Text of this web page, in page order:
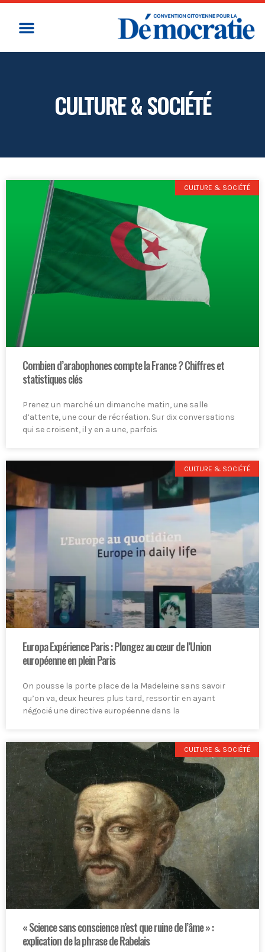
CULTURE & SOCIÉTÉ
CULTURE & SOCIÉTÉ
Combien d’arabophones compte la France ? Chiffres et
statistiques clés
Prenez un marché un dimanche matin, une salle
d’attente, une cour de récréation. Sur dix conversations
qui se croisent, il y en a une, parfois
CULTURE & SOCIÉTÉ
Europa Expérience Paris : Plongez au cœur de l’Union
européenne en plein Paris
On pousse la porte place de la Madeleine sans savoir
qu’on va, deux heures plus tard, ressortir en ayant
négocié une directive européenne dans la
CULTURE & SOCIÉTÉ
« Science sans conscience n’est que ruine de l’âme » :
explication de la phrase de Rabelais